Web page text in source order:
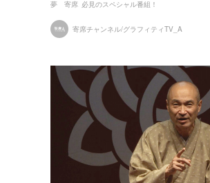
夢 寄席 必見のスペシャル番組！
寄席チャンネル/グラフィティTV_A